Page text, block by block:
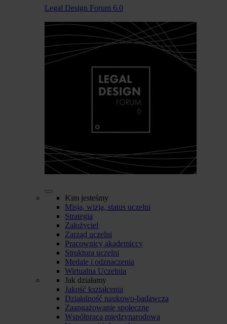
Legal Design Forum 6.0
Kim jesteśmy
Misja, wizja, status uczelni
Strategia
Założyciel
Zarząd uczelni
Pracownicy akademiccy
Struktura uczelni
Medale i odznaczenia
Wirtualna Uczelnia
Jak działamy
Jakość kształcenia
Działalność naukowo-badawcza
Zaangażowanie społeczne
Współpraca międzynarodowa